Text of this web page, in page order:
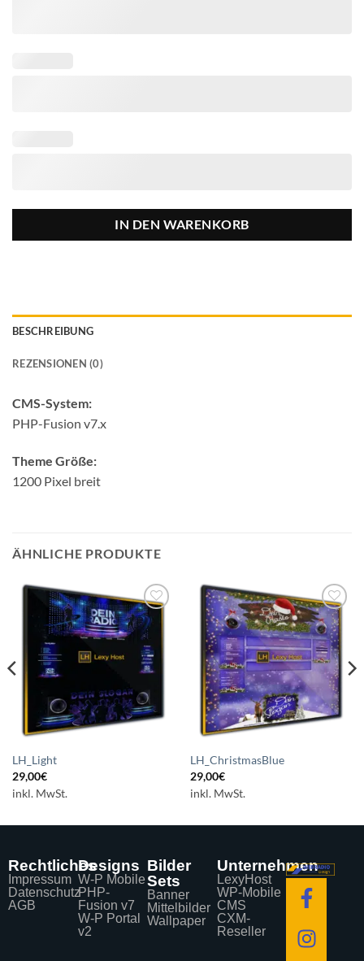
IN DEN WARENKORB
BESCHREIBUNG
REZENSIONEN (0)
CMS-System:
PHP-Fusion v7.x
Theme Größe:
1200 Pixel breit
ÄHNLICHE PRODUKTE
Auf die
Wunschliste
setzen
LH_Light
29,00€
inkl. MwSt.
Auf die
Wunschliste
setzen
LH_ChristmasBlue
29,00€
inkl. MwSt.
Rechtliches
Impressum
Datenschutz
AGB
Designs
W-P Mobile
PHP-
Fusion v7
W-P Portal
v2
Bilder
Sets
Banner
Mittelbilder
Wallpaper
Unternehmen
LexyHost
WP-Mobile
CMS
CXM-
Reseller